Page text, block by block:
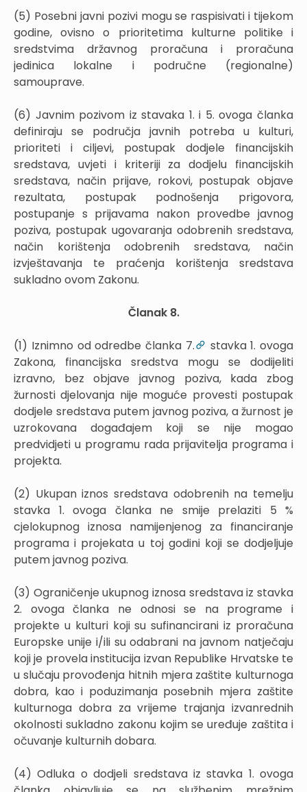
(5) Posebni javni pozivi mogu se raspisivati i tijekom
godine, ovisno o prioritetima kulturne politike i
sredstvima državnog proračuna i proračuna
jedinica lokalne i područne (regionalne)
samouprave.
(6) Javnim pozivom iz stavaka 1. i 5. ovoga članka
definiraju se područja javnih potreba u kulturi,
prioriteti i ciljevi, postupak dodjele financijskih
sredstava, uvjeti i kriteriji za dodjelu financijskih
sredstava, način prijave, rokovi, postupak objave
rezultata, postupak podnošenja prigovora,
postupanje s prijavama nakon provedbe javnog
poziva, postupak ugovaranja odobrenih sredstava,
način korištenja odobrenih sredstava, način
izvještavanja te praćenja korištenja sredstava
sukladno ovom Zakonu.
Članak 8.
(1) Iznimno od odredbe članka 7.
stavka 1. ovoga
Zakona, financijska sredstva mogu se dodijeliti
izravno, bez objave javnog poziva, kada zbog
žurnosti djelovanja nije moguće provesti postupak
dodjele sredstava putem javnog poziva, a žurnost je
uzrokovana događajem koji se nije mogao
predvidjeti u programu rada prijavitelja programa i
projekta.
(2) Ukupan iznos sredstava odobrenih na temelju
stavka 1. ovoga članka ne smije prelaziti 5 %
cjelokupnog iznosa namijenjenog za financiranje
programa i projekata u toj godini koji se dodjeljuje
putem javnog poziva.
(3) Ograničenje ukupnog iznosa sredstava iz stavka
2. ovoga članka ne odnosi se na programe i
projekte u kulturi koji su sufinancirani iz proračuna
Europske unije i/ili su odabrani na javnom natječaju
koji je provela institucija izvan Republike Hrvatske te
u slučaju provođenja hitnih mjera zaštite kulturnoga
dobra, kao i poduzimanja posebnih mjera zaštite
kulturnoga dobra za vrijeme trajanja izvanrednih
okolnosti sukladno zakonu kojim se uređuje zaštita i
očuvanje kulturnih dobara.
(4) Odluka o dodjeli sredstava iz stavka 1. ovoga